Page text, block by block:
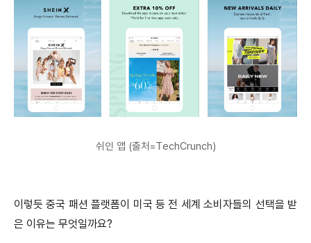
쉬인 앱 (출처=TechCrunch)
이렇듯 중국 패션 플랫폼이 미국 등 전 세계 소비자들의 선택을 받
은 이유는 무엇일까요?